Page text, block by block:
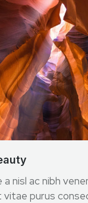
nisl ac nibh
vitae purus